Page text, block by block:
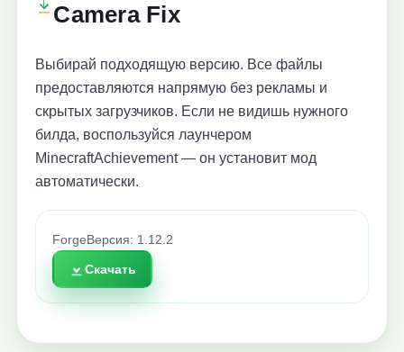
Camera Fix
Выбирай подходящую версию. Все файлы
предоставляются напрямую без рекламы и
скрытых загрузчиков. Если не видишь нужного
билда, воспользуйся лаунчером
MinecraftAchievement — он установит мод
автоматически.
Forge Версия: 1.12.2
Скачать